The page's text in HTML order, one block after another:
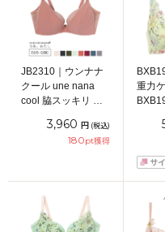
JB2310｜ウンナナ
クール une nana
cool 脇スッキリ さ
ル ブラジャー単品
BCDEFGカップ ア
3,960 円 (税込)
180pt獲得
重力
65/